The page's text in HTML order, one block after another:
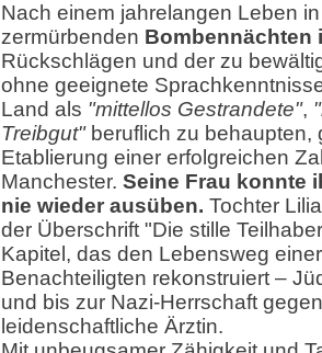
Nach einem jahrelangen Leben
zermürbenden Bombennächten
Rückschlägen und der zu
ohne geeignete
Land als "mittellos Gestrandete",
Treibgut"beruflich zu behaupten,
Etablierung einer erfolgreichen
Manchester. Seine Frau konnte
nie wieder ausüben. Tochter
der Überschrift "Die stille
Kapitel, das den Lebensweg
Benachteiligten rekonstruiert –
und bis zur Nazi-Herrschaft
leidenschaftliche Ärztin.